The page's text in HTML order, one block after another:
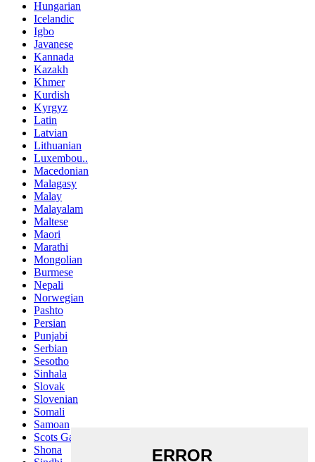
Hungarian
Icelandic
Igbo
Javanese
Kannada
Kazakh
Khmer
Kurdish
Kyrgyz
Latin
Latvian
Lithuanian
Luxembou..
Macedonian
Malagasy
Malay
Malayalam
Maltese
Maori
Marathi
Mongolian
Burmese
Nepali
Norwegian
Pashto
Persian
Punjabi
Serbian
Sesotho
Sinhala
Slovak
Slovenian
Somali
Samoan
Scots Gaelic
Shona